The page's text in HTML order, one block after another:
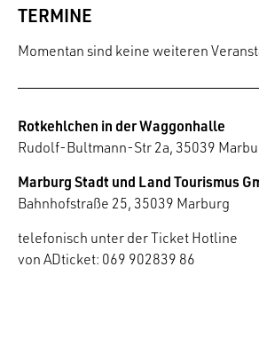
TERMINE
Momentan sind keine weiteren
Rotkehlchen in der Waggonhalle
Rudolf-Bultmann-Str 2a, 35039
Marburg Stadt und Land Tourismus
Bahnhofstraße 25, 35039 Marburg
telefonisch unter der Ticket Hotline
von ADticket: 069 902839 86